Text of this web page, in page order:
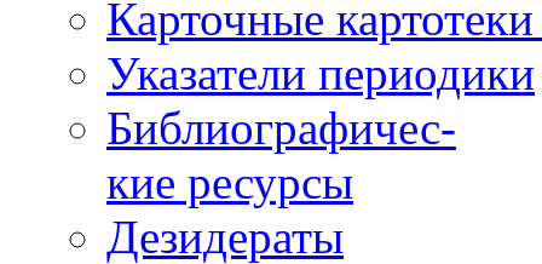
Карточные
Указатели периодики
Библиографичес-
кие ресурсы
Дезидераты